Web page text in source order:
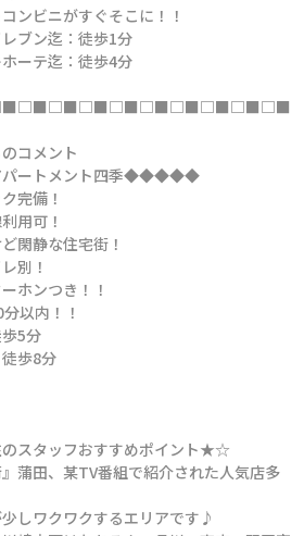
ンビニがすぐそこに！！
ブン迄：徒歩1分
ーテ迄：徒歩4分
コメント
ートメント四季◆◆◆◆◆
完備！
用可！
閑静な住宅街！
別！
ホンつき！！
以内！！
5分
歩8分
スタッフおすすめポイント★☆
』蒲田、某TV番組で紹介された人気店多
しワクワクするエリアです♪